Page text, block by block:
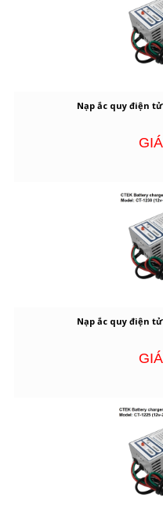
Nạp ắc quy điện tử
Nạp ắc quy điện tử